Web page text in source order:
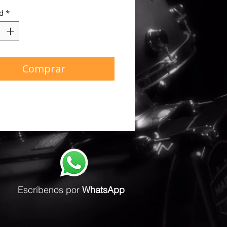
Hickory
*
Comprar
Escríbenos por WhatsApp